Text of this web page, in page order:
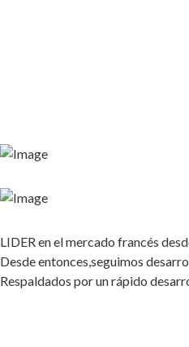
LIDER en el mercado francés
Desde entonces,seguimos
Respaldados por un rápido